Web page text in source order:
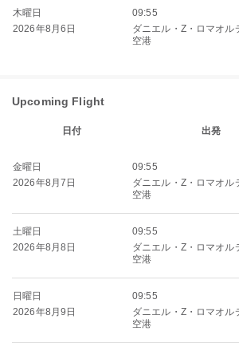
木曜日
2026年8月6日
09:55
ダニエル・Z・ロマオル
空港
Upcoming Flight
日付 出発
金曜日
2026年8月7日
09:55
ダニエル・Z・ロマオル
空港
土曜日
2026年8月8日
09:55
ダニエル・Z・ロマオル
空港
日曜日
2026年8月9日
09:55
ダニエル・Z・ロマオル
空港